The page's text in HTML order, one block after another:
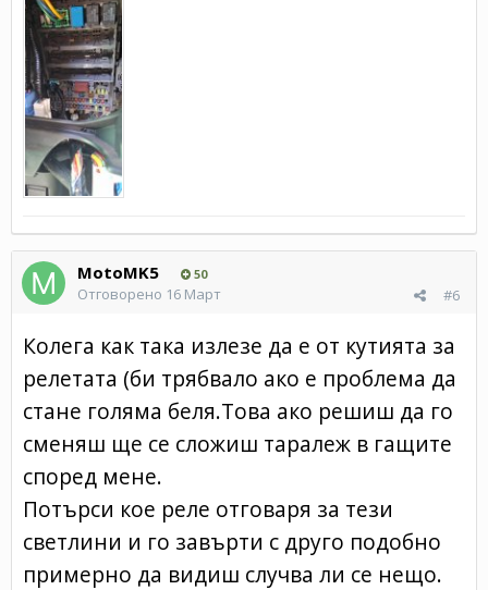
MotoMK5 50
#6
Отговорено 16 Март
Колега как така излезе да е от кутията за
релетата (би трябвало ако е проблема да
стане голяма беля.Това ако решиш да го
сменяш ще се сложиш таралеж в гащите
според мене.
Потърси кое реле отговаря за тези
светлини и го завърти с друго подобно
примерно да видиш случва ли се нещо.